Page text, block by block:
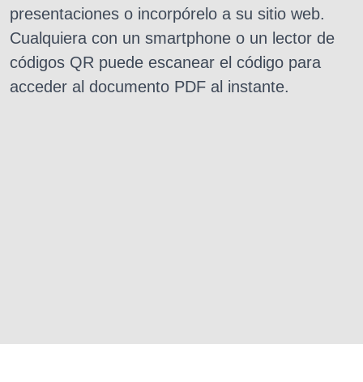
presentaciones o incorpórelo a su sitio web.
Cualquiera con un smartphone o un lector de
códigos QR puede escanear el código para
acceder al documento PDF al instante.